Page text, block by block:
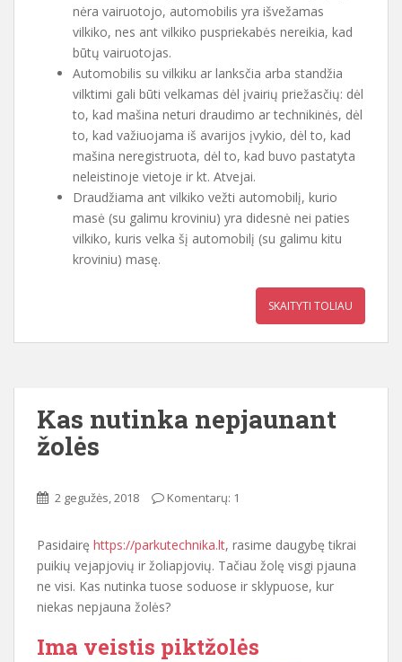
nėra vairuotojo, automobilis yra išvežamas
vilkiko, nes ant vilkiko puspriekabės nereikia, kad
būtų vairuotojas.
Automobilis su vilkiku ar lanksčia arba standžia
vilktimi gali būti velkamas dėl įvairių priežasčių: dėl
to, kad mašina neturi draudimo ar technikinės, dėl
to, kad važiuojama iš avarijos įvykio, dėl to, kad
mašina neregistruota, dėl to, kad buvo pastatyta
neleistinoje vietoje ir kt. Atvejai.
Draudžiama ant vilkiko vežti automobilį, kurio
masė (su galimu kroviniu) yra didesnė nei paties
vilkiko, kuris velka šį automobilį (su galimu kitu
kroviniu) masę.
SKAITYTI TOLIAU
Kas nutinka nepjaunant
žolės
2 gegužės, 2018 Komentarų: 1
Pasidairę https://parkutechnika.lt, rasime daugybę tikrai
puikių vejapjovių ir žoliapjovių. Tačiau žolę visgi pjauna
ne visi. Kas nutinka tuose soduose ir sklypuose, kur
niekas nepjauna žolės?
Ima veistis piktžolės